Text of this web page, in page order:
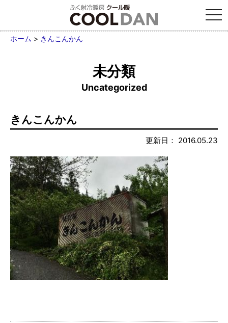
ホーム > きんこんかん
未分類
Uncategorized
きんこんかん
更新日： 2016.05.23